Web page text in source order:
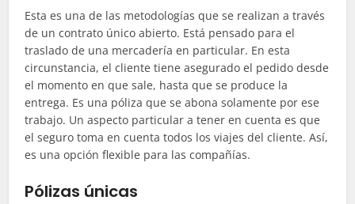
Esta es una de las metodologías que se realizan a través
de un contrato único abierto. Está pensado para el
traslado de una mercadería en particular. En esta
circunstancia, el cliente tiene asegurado el pedido desde
el momento en que sale, hasta que se produce la
entrega. Es una póliza que se abona solamente por ese
trabajo. Un aspecto particular a tener en cuenta es que
el seguro toma en cuenta todos los viajes del cliente. Así,
es una opción flexible para las compañías.
Pólizas únicas